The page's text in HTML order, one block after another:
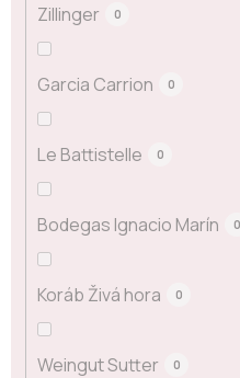
Zillinger 0
Garcia Carrion 0
Le Battistelle 0
Bodegas Ignacio Marín 0
Koráb Živá hora 0
Weingut Sutter 0